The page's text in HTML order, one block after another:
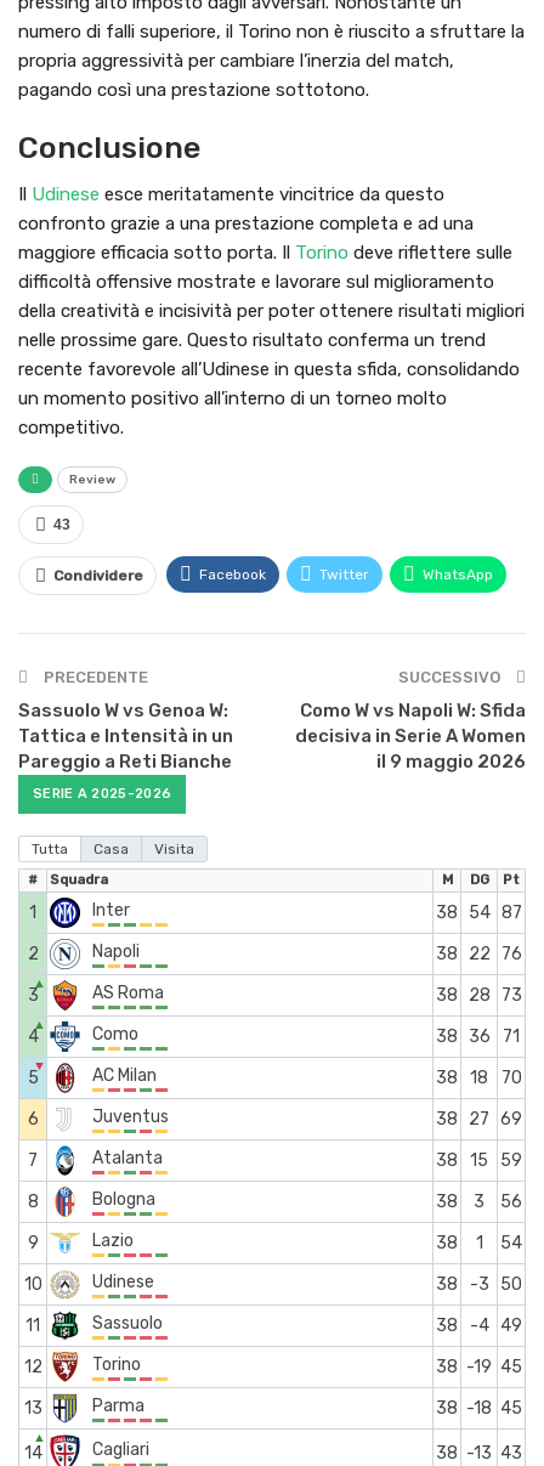
numero di falli superiore, il Torino non è riuscito a sfruttare la
propria aggressività per cambiare l’inerzia del match,
pagando così una prestazione sottotono.
Conclusione
Il Udinese esce meritatamente vincitrice da questo
confronto grazie a una prestazione completa e ad una
maggiore efficacia sotto porta. Il Torino deve riflettere sulle
difficoltà offensive mostrate e lavorare sul miglioramento
della creatività e incisività per poter ottenere risultati migliori
nelle prossime gare. Questo risultato conferma un trend
recente favorevole all’Udinese in questa sfida, consolidando
un momento positivo all’interno di un torneo molto
competitivo.
Review
43
Condividere Facebook Twitter WhatsApp
PRECEDENTE
Sassuolo W vs Genoa W:
Tattica e Intensità in un
Pareggio a Reti Bianche
SUCCESSIVO
Como W vs Napoli W: Sfida
decisiva in Serie A Women
il 9 maggio 2026
SERIE A 2025-2026
Tutta Casa Visita
# Squadra M DG Pt
1 Inter 38 54 87
2
Napoli 38 22
76
3
▲ AS Roma 38 28
73
4
▲ Como 38 36
71
5
▼ AC Milan 38 18
70
6
Juventus 38 27 69
7
Atalanta 38 15
59
8
Bologna 38 3
56
9
Lazio 38 1
54
10
Udinese 38 -3
50
11
Sassuolo 38 -4
49
12
Torino 38 -19 45
13
Parma 38 -18 45
14
▲
Cagliari 38 -13 43